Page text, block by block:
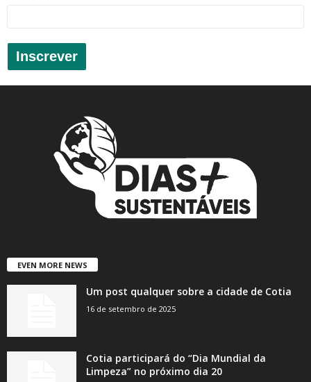
Inscrever
EVEN MORE NEWS
Um post qualquer sobre a cidade de Cotia
16 de setembro de 2025
Cotia participará do “Dia Mundial da
Limpeza” no próximo dia 20